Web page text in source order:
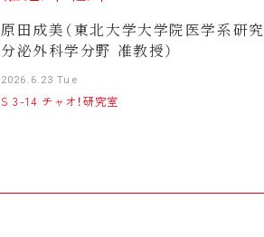
原田成美（東北大学大学院医学系研
分泌外科学分野 准教授）
2026.6.23 Tue
S 3-14 チャオ！研究室